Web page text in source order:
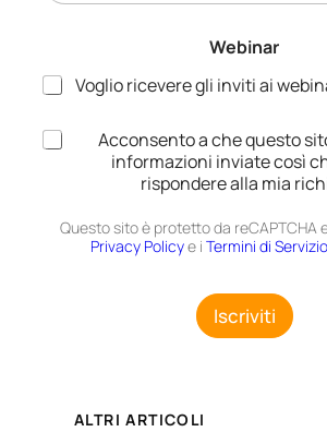
*
Webinar
Voglio ricevere gli inviti ai
A
Acconsento a che questo
informazioni inviate così
rispondere alla mia
Questo sito è protetto da reCAPTCHA
Privacy Policye i Termini di Servizio
Iscriviti
ALTRI ARTICOLI